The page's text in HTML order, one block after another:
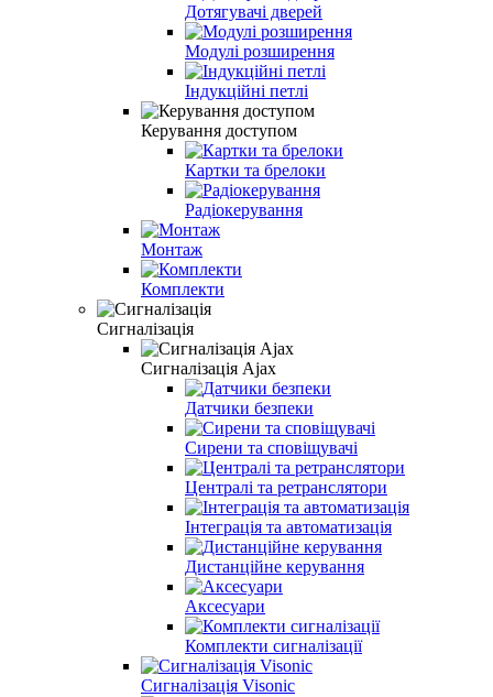
Дотягувачі дверей
Модулі розширення
Індукційні петлі
Керування доступом
Картки та брелоки
Радіокерування
Монтаж
Комплекти
Сигналізація
Сигналізація Ajax
Датчики безпеки
Сирени та сповіщувачі
Централі та ретранслятори
Інтеграція та автоматизація
Дистанційне керування
Аксесуари
Комплекти сигналізації
Сигналізація Visonic